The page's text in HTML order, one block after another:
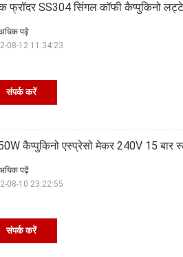
फ्रॉदर SS304 सिंगल कॉफी कैप्पुकिनो
संपर्क करें
पढ़ें
08-12 11:34:23
कैप्पुकिनो एस्प्रेसो मेकर 240V 15 बार
संपर्क करें
पढ़ें
08-10 23:22:55